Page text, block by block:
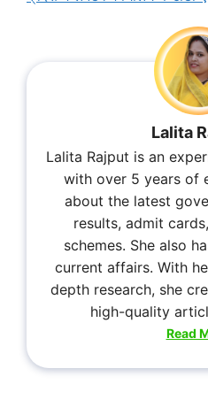
Lalita
Lalita Rajput is an
with over 5 years of
about the latest
results, admit
schemes. She also
current affairs. With
depth research, she
high-quality
Read